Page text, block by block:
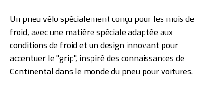
Un pneu vélo spécialement conçu pour les mois de
froid, avec une matière spéciale adaptée aux
conditions de froid et un design innovant pour
accentuer le "grip", inspiré des connaissances de
Continental dans le monde du pneu pour voitures.